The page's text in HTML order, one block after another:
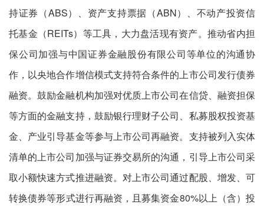
持证券（ABS）、资产支持票据（ABN）、不动产投资信
托基金（REITs）等工具，大力盘活现有资产。推动省内担
保公司加强与中国证券金融股份有限公司等单位的沟通协
作，以央地合作增信模式支持符合条件的上市公司发行债券
融资。鼓励金融机构加强对优质上市公司在信贷、融资担保
等方面的金融支持，鼓励银行理财子公司、私募股权投资基
金、产业引导基金等参与上市公司再融资。支持被列入实体
清单的上市公司加强与证券交易所的沟通，引导上市公司采
取小额快速方式推进融资。对上市公司通过配股、增发、可
转换债券等形式进行再融资，且募集资金80%以上（含）投